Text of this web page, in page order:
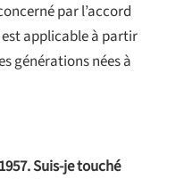
par l’accord
applicable à partir
générations nées à
Suis-je touché